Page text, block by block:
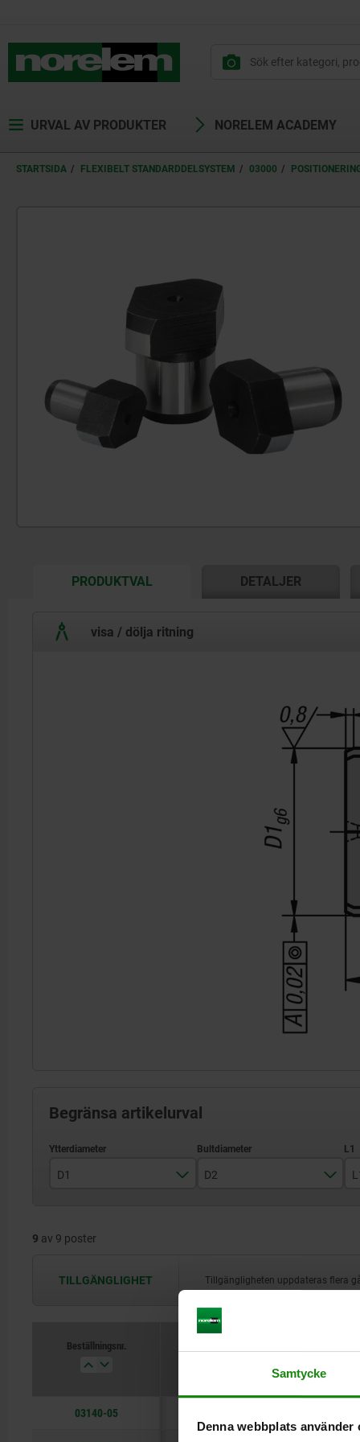
Samtycke
Denna webbplats använder
URVAL AV PRODUKTER NORELEM ACADEMY
STARTSIDA FLEXIBELT STANDARDDELSYSTEM 03000
PRODUKTVAL DETALJER
visa / dölja ritning
Begränsa artikelurval
D1
10
18
D2
16
9 av 9 poster
TILLGÄNGLIGHET Tillgängligheten uppdateras flera
Beställningsnr.
03140-05